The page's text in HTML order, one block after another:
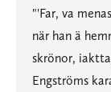
"'Far, va
när han ä
skrönor,
Engströms